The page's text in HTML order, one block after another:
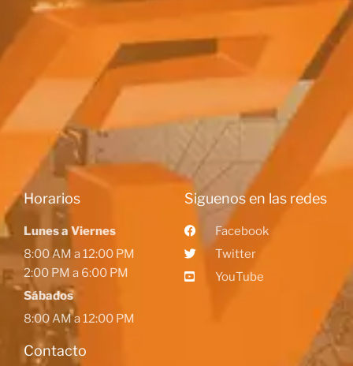
Horarios
Lunes a Viernes
8:00 AM a 12:00 PM
2:00 PM a 6:00 PM
Sábados
8:00 AM a 12:00 PM
Contacto
Siguenos en las redes
Facebook
Twitter
YouTube